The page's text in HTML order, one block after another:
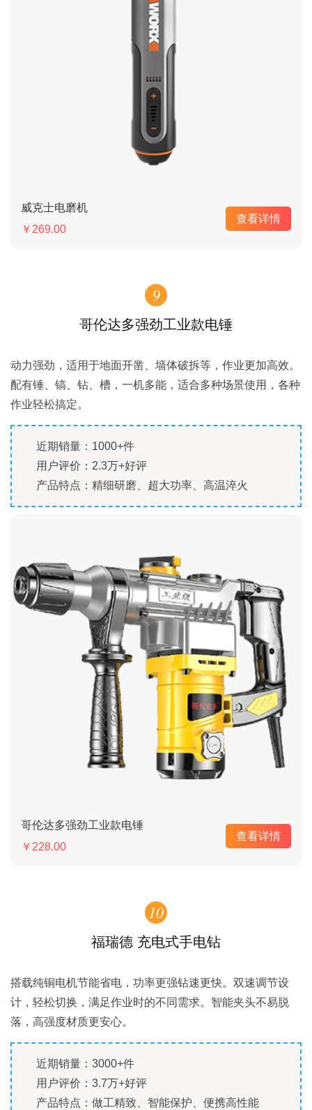
威克士电磨机
￥269.00
查看详情
9
哥伦达多强劲工业款电锤
动力强劲，适用于地面开凿、墙体破拆等，作业更加高效。
配有锤、镐、钻、槽，一机多能，适合多种场景使用，各种
作业轻松搞定。
近期销量：1000+件
用户评价：2.3万+好评
产品特点：精细研磨、超大功率、高温淬火
哥伦达多强劲工业款电锤
￥228.00
查看详情
10
福瑞德 充电式手电钻
搭载纯铜电机节能省电，功率更强钻速更快。双速调节设
计，轻松切换，满足作业时的不同需求。智能夹头不易脱
落，高强度材质更安心。
近期销量：3000+件
用户评价：3.7万+好评
产品特点：做工精致、智能保护、便携高性能